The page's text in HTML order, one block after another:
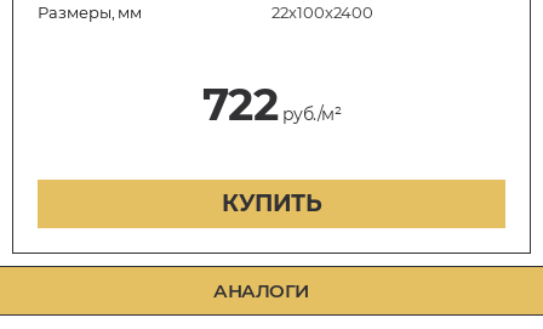
Размеры, мм
22х100х2400
722руб./м²
КУПИТЬ
АНАЛОГИ